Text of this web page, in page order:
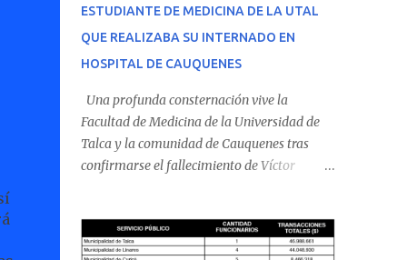
ESTUDIANTE DE MEDICINA DE LA UTAL
QUE REALIZABA SU INTERNADO EN
HOSPITAL DE CAUQUENES
Una profunda consternación vive la
Facultad de Medicina de la Universidad de
Talca y la comunidad de Cauquenes tras
confirmarse el fallecimiento de Víctor
Cauquenes. De acuerdo con los antecedentes
conocidos, el joven se presentó a cumplir su